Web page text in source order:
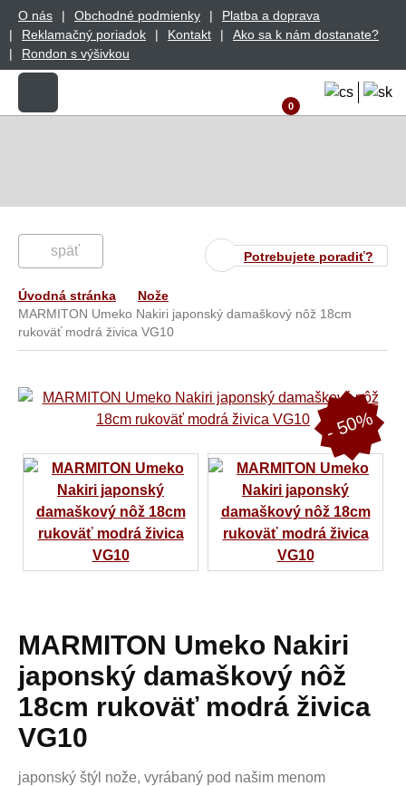
O nás Obchodné podmienky
Platba a doprava
Reklamačný poriadok
Kontakt
Ako sa k nám dostanate?
Rondon s výšivkou
0
Potrebujete poradiť?
späť
Úvodná stránka
Nože
MARMITON Umeko Nakiri japonský damaškový nôž 18cm
rukoväť modrá živica VG10
MARMITON Umeko Nakiri
japonský damaškový nôž
18cm rukoväť modrá živica
VG10
japonský štýl nože, vyrábaný pod našim menom
- 50%